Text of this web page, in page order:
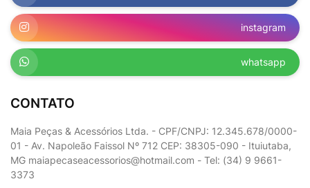
instagram
whatsapp
CONTATO
Maia Peças & Acessórios Ltda. - CPF/CNPJ: 12.345.678/0000-
01 - Av. Napoleão Faissol Nº 712 CEP: 38305-090 - Ituiutaba,
MG maiapecaseacessorios@hotmail.com - Tel: (34) 9 9661-
3373